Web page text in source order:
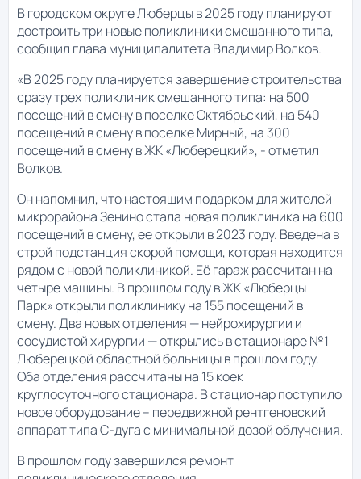
В городском округе Люберцы в 2025 году планируют
достроить три новые поликлиники смешанного типа,
сообщил глава муниципалитета Владимир Волков.
«В 2025 году планируется завершение строительства
сразу трех поликлиник смешанного типа: на 500
посещений в смену в поселке Октябрьский, на 540
посещений в смену в поселке Мирный, на 300
посещений в смену в ЖК «Люберецкий», - отметил
Волков.
Он напомнил, что настоящим подарком для жителей
микрорайона Зенино стала новая поликлиника на 600
посещений в смену, ее открыли в 2023 году. Введена в
строй подстанция скорой помощи, которая находится
рядом с новой поликлиникой. Её гараж рассчитан на
четыре машины. В прошлом году в ЖК «Люберцы
Парк» открыли поликлинику на 155 посещений в
смену. Два новых отделения — нейрохирургии и
сосудистой хирургии — открылись в стационаре №1
Люберецкой областной больницы в прошлом году.
Оба отделения рассчитаны на 15 коек
круглосуточного стационара. В стационар поступило
новое оборудование – передвижной рентгеновский
аппарат типа С-дуга с минимальной дозой облучения.
В прошлом году завершился ремонт